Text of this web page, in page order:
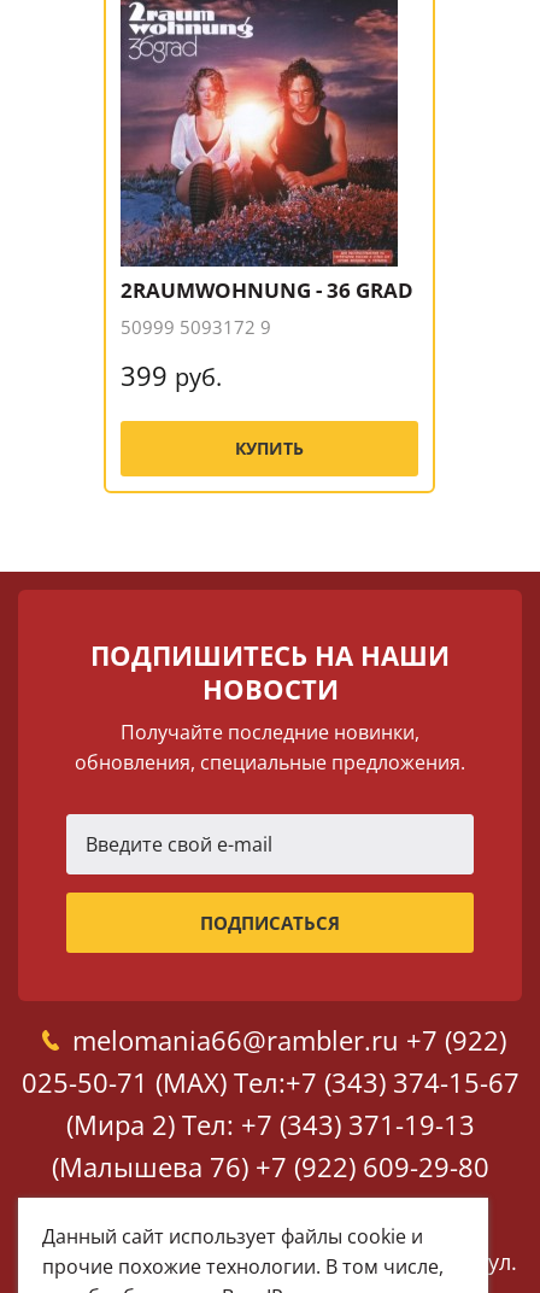
2RAUMWOHNUNG - 36 GRAD
50999 5093172 9
399 руб.
КУПИТЬ
ПОДПИШИТЕСЬ НА НАШИ
НОВОСТИ
Получайте последние новинки,
обновления, специальные предложения.
melomania66@rambler.ru +7 (922)
025-50-71 (MAX) Тел:+7 (343) 374-15-67
(Мира 2) Тел: +7 (343) 371-19-13
(Малышева 76) +7 (922) 609-29-80
(MAX)
Екатеринбург, ул. Мира 2
Екатеринбург, ул.
Данный сайт использует файлы cookie и
прочие похожие технологии. В том числе,